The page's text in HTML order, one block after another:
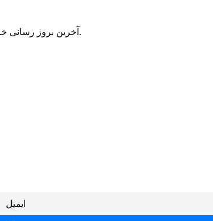
© آخرین بروز رسانی خرداد 1405 | تمامی حقوق برای موسسه کارآفرینان مهر کامیاب با شماره ثبت 51201 محفوظ است.
ایمیل